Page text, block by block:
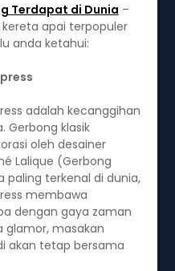
Terdapat di Dunia –
apai terpopuler
anda ketahui:
adalah kecanggihan
Gerbong klasik
oleh desainer
Lalique (Gerbong
paling terkenal di dunia,
membawa
dengan gaya zaman
glamor, masakan
akan tetap bersama